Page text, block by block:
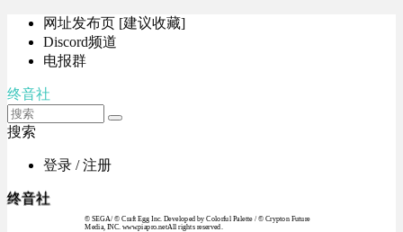
网址发布页 [建议收藏]
Discord频道
电报群
终音社
搜索
登录 / 注册
终音社
© SEGA / © Craft Egg Inc. Developed by Colorful Palette / © Crypton Future
Media, INC. www.piapro.netAll rights reserved.